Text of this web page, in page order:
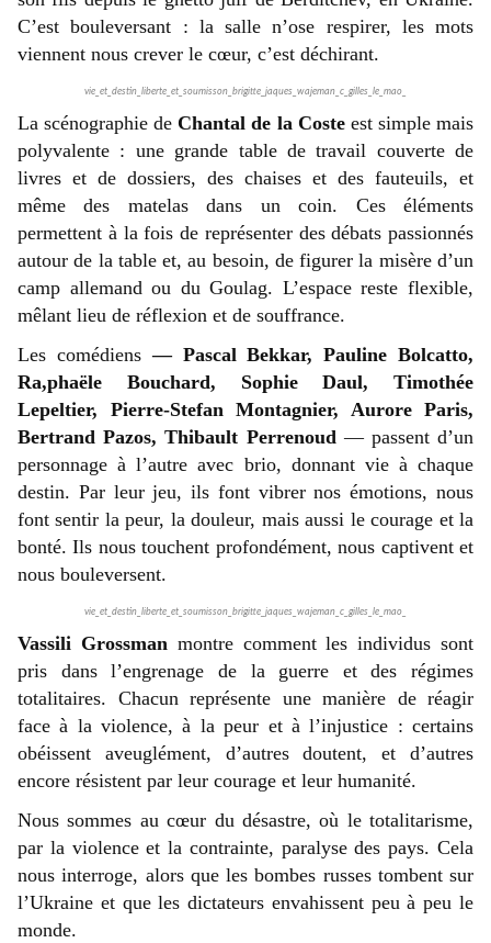
C’est bouleversant : la salle n’ose respirer, les mots
viennent nous crever le cœur, c’est déchirant.
vie_et_destin_liberte_et_soumisson_brigitte_jaques_wajeman_c_gilles_le_mao_
La scénographie de Chantal de la Coste est simple mais
polyvalente : une grande table de travail couverte de
livres et de dossiers, des chaises et des fauteuils, et
même des matelas dans un coin. Ces éléments
permettent à la fois de représenter des débats passionnés
autour de la table et, au besoin, de figurer la misère d’un
camp allemand ou du Goulag. L’espace reste flexible,
mêlant lieu de réflexion et de souffrance.
Les comédiens — Pascal Bekkar, Pauline Bolcatto,
Ra,phaële Bouchard, Sophie Daul, Timothée
Lepeltier, Pierre-Stefan Montagnier, Aurore Paris,
Bertrand Pazos, Thibault Perrenoud — passent d’un
personnage à l’autre avec brio, donnant vie à chaque
destin. Par leur jeu, ils font vibrer nos émotions, nous
font sentir la peur, la douleur, mais aussi le courage et la
bonté. Ils nous touchent profondément, nous captivent et
nous bouleversent.
vie_et_destin_liberte_et_soumisson_brigitte_jaques_wajeman_c_gilles_le_mao_
Vassili Grossman montre comment les individus sont
pris dans l’engrenage de la guerre et des régimes
totalitaires. Chacun représente une manière de réagir
face à la violence, à la peur et à l’injustice : certains
obéissent aveuglément, d’autres doutent, et d’autres
encore résistent par leur courage et leur humanité.
Nous sommes au cœur du désastre, où le totalitarisme,
par la violence et la contrainte, paralyse des pays. Cela
nous interroge, alors que les bombes russes tombent sur
l’Ukraine et que les dictateurs envahissent peu à peu le
monde.